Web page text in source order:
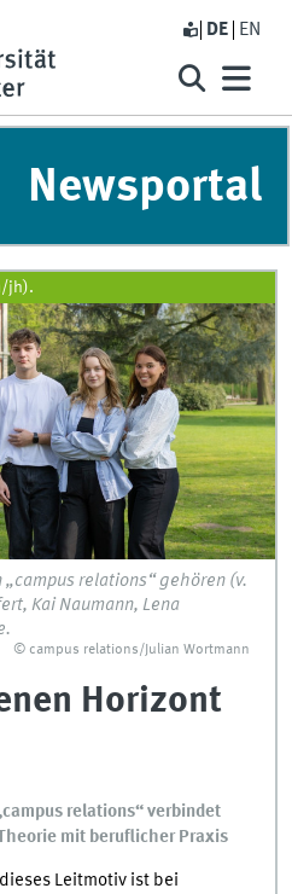
DE EN
Newsportal
jh).
relations“ gehören (v.
Kai Naumann, Lena
© campus relations/Julian Wortmann
Horizont
relations“ verbindet
mit beruflicher Praxis
Leitmotiv ist bei